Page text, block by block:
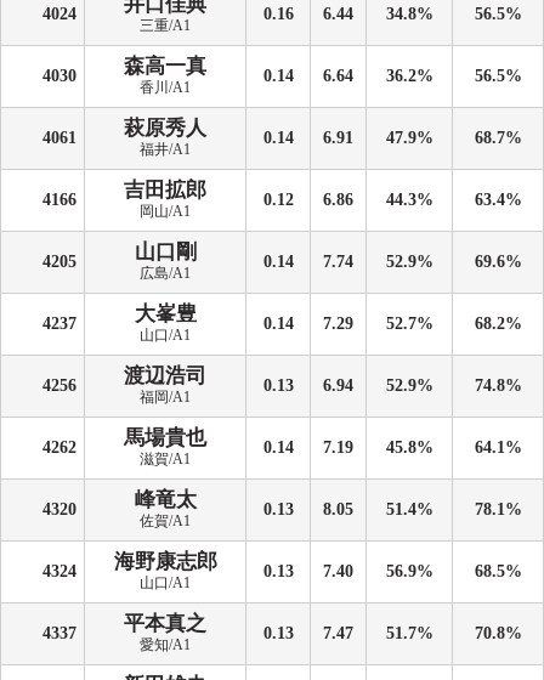
4024 井口佳典
三重/A1
0.16 6.44 34.8% 56.5%
4030 森高一真
香川/A1
0.14 6.64 36.2% 56.5%
4061 萩原秀人
福井/A1
0.14 6.91 47.9% 68.7%
4166 吉田拡郎
岡山/A1
0.12 6.86 44.3% 63.4%
4205 山口剛
広島/A1
0.14 7.74 52.9% 69.6%
4237 大峯豊
山口/A1
0.14 7.29 52.7% 68.2%
4256 渡辺浩司
福岡/A1
0.13 6.94 52.9% 74.8%
4262 馬場貴也
滋賀/A1
0.14 7.19 45.8% 64.1%
4320 峰竜太
佐賀/A1
0.13 8.05 51.4% 78.1%
4324 海野康志郎
山口/A1
0.13 7.40 56.9% 68.5%
4337 平本真之
愛知/A1
0.13 7.47 51.7% 70.8%